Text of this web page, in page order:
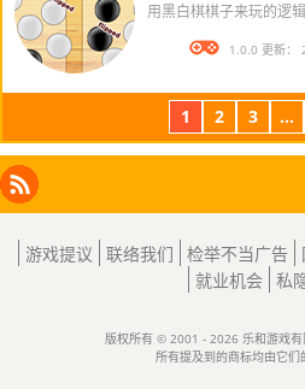
用黑白棋棋子来玩的逻辑
版本： 1.0.0 更新：
1 2 3 ...
Facebook
Instagram
X
LinkedIn
RSS
游戏提议 联络我们 检举不当广告
就业机会 私
版权所有 © 2001 - 2026 乐和游戏有
所有提及到的商标均由它们